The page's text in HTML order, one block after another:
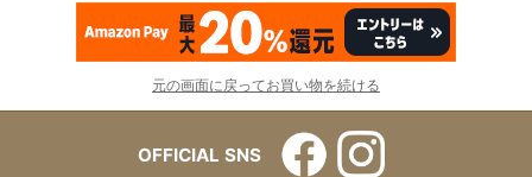
元の画面に戻ってお買い物を続ける
OFFICIAL SNS